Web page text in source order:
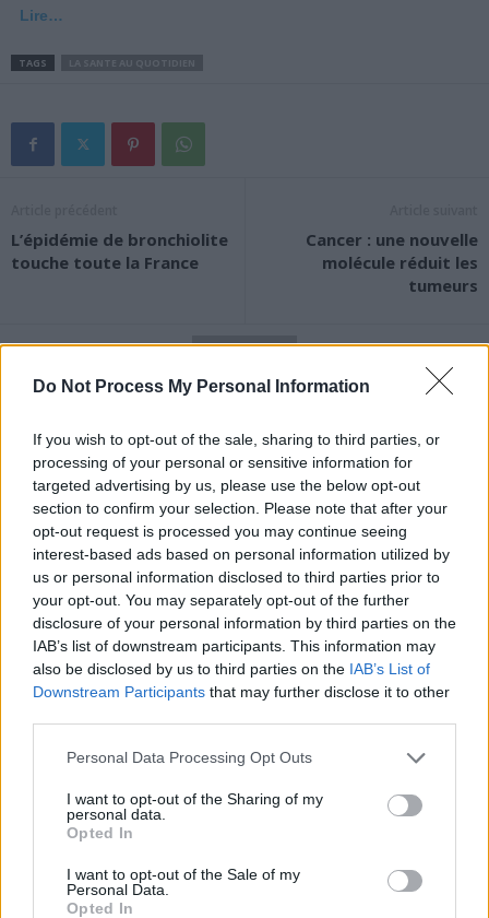
Do Not Process My Personal Information
If you wish to opt-out of the sale, sharing to third parties, or
processing of your personal or sensitive information for
targeted advertising by us, please use the below opt-out
section to confirm your selection. Please note that after your
opt-out request is processed you may continue seeing
interest-based ads based on personal information utilized by
us or personal information disclosed to third parties prior to
your opt-out. You may separately opt-out of the further
disclosure of your personal information by third parties on the
IAB’s list of downstream participants. This information may
also be disclosed by us to third parties on the IAB’s List of
Downstream Participants that may further disclose it to other
Personal Data Processing Opt Outs
I want to opt-out of the Sharing of my
personal data.
Opted In
I want to opt-out of the Sale of my
Personal Data.
Opted In
Lire…
TAGS
L’épidémie de bronchiolite
touche toute la France
Cancer : une nouvelle
molécule réduit les
tumeurs
News Santé
https://news-sante.fr
ARTICLES CONNEXES PLUS DE L'AUTEUR
Santé
essentiels des
Santé
attention à la pénurie de
Santé
révolutionnaire pour
Populaires